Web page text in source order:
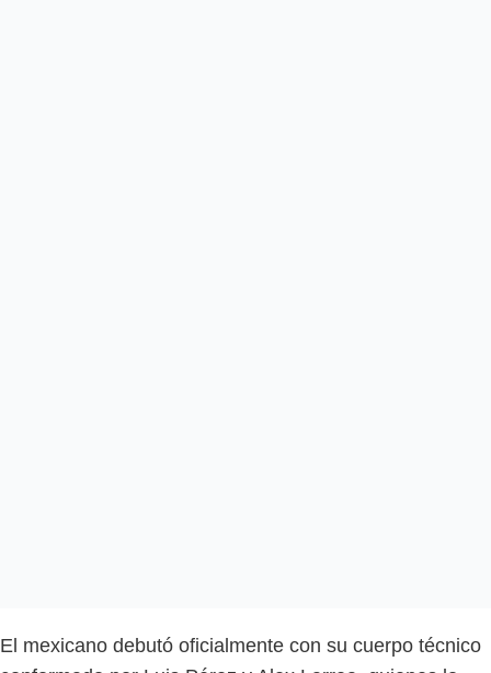
El mexicano debutó oficialmente con su cuerpo técnico